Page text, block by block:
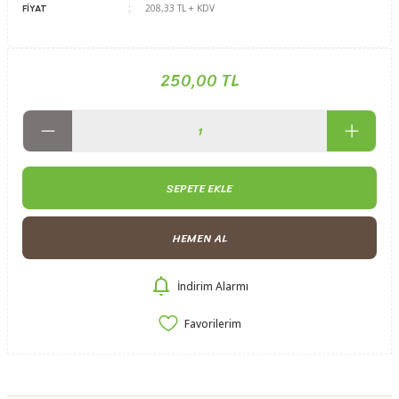
FIYAT 208,33 TL + KDV
250,00 TL
SEPETE EKLE
HEMEN AL
İndirim Alarmı